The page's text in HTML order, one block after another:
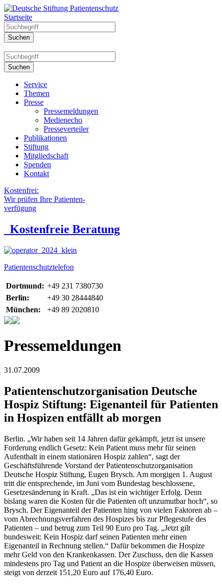
Startseite
Service
Themen
Presse
Pressemeldungen
Medienecho
Presseverteiler
Publikationen
Stiftung
Mitgliedschaft
Spenden
Kontakt
Kostenfrei:
Wir prüfen Ihre Patienten-
verfügung
Kostenfreie Beratung
Patientenschutztelefon
Dortmund: +49 231 7380730
Berlin:
+49 30 28444840
München:
+49 89 2020810
Pressemeldungen
31.07.2009
Patientenschutzorganisation Deutsche
Hospiz Stiftung: Eigenanteil für Patienten
in Hospizen entfällt ab morgen
Berlin. „Wir haben seit 14 Jahren dafür gekämpft, jetzt ist unsere
Forderung endlich Gesetz: Kein Patient muss mehr für seinen
Aufenthalt in einem stationären Hospiz zahlen“, sagt der
Geschäftsführende Vorstand der Patientenschutzorganisation
Deutsche Hospiz Stiftung, Eugen Brysch. Am morgigen 1. August
tritt die entsprechende, im Juni vom Bundestag beschlossene,
Gesetzesänderung in Kraft. „Das ist ein wichtiger Erfolg. Denn
bislang waren die Kosten für die Patienten oft unzumutbar hoch“, so
Brysch. Der Eigenanteil der Patienten hing von vielen Faktoren ab –
vom Abrechnungsverfahren des Hospizes bis zur Pflegestufe des
Patienten – und betrug zum Teil 90 Euro pro Tag. „Jetzt gilt
bundesweit: Kein Hospiz darf seinen Patienten mehr einen
Eigenanteil in Rechnung stellen.“ Dafür bekommen die Hospize
mehr Geld von den Krankenkassen. Der Zuschuss, den die Kassen
mindestens pro Tag und Patient an die Hospize überweisen müssen,
steigt von derzeit 151,20 Euro auf 176,40 Euro.